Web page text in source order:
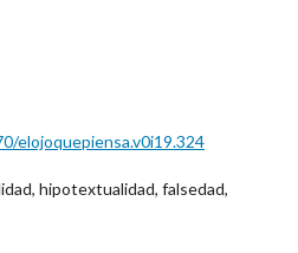
elojoquepiensa.v0i19.324
hipotextualidad, falsedad,